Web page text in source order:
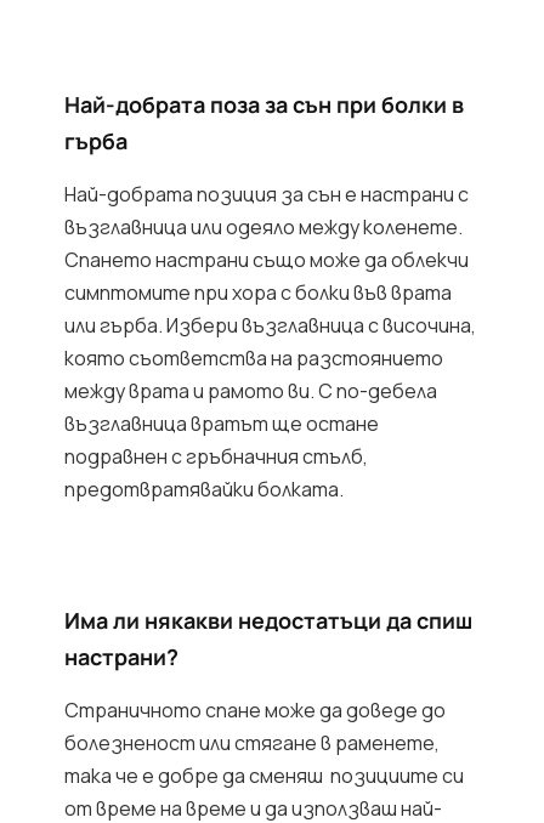
Най-добрата поза за сън при болки в
гърба
Най-добрата позиция за сън е настрани с
възглавница или одеяло между коленете.
Спането настрани също може да облекчи
симптомите при хора с болки във врата
или гърба. Избери възглавница с височина,
която съответства на разстоянието
между врата и рамото ви. С по-дебела
възглавница вратът ще остане
подравнен с гръбначния стълб,
предотвратявайки болката.
Има ли някакви недостатъци да спиш
настрани?
Страничното спане може да доведе до
болезненост или стягане в раменете,
така че е добре да сменяш позициите си
от време на време и да използваш най-